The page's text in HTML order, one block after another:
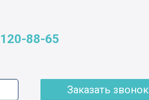
88-65
Заказать звонок